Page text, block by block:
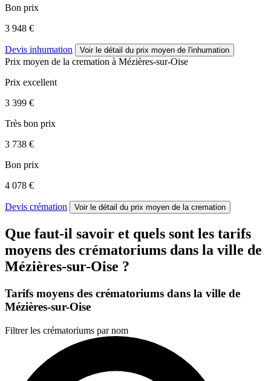
Bon prix
3 948 €
Devis inhumation Voir le détail du prix moyen de l'inhumation
Prix moyen de la cremation à Mézières-sur-Oise
Prix excellent
3 399 €
Très bon prix
3 738 €
Bon prix
4 078 €
Devis crémation Voir le détail du prix moyen de la cremation
Que faut-il savoir et quels sont les tarifs
moyens des crématoriums dans la ville de
Mézières-sur-Oise ?
Tarifs moyens des crématoriums dans la ville de
Mézières-sur-Oise
Filtrer les crématoriums par nom